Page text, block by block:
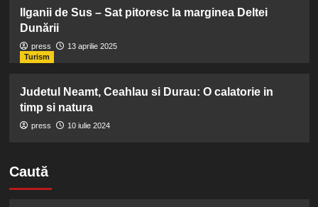
Ilganii de Sus – Sat pitoresc la marginea Deltei
Dunării
press
13 aprilie 2025
Turism
Judetul Neamt, Ceahlau si Durau: O calatorie in
timp si natura
press 10 iulie 2024
Caută